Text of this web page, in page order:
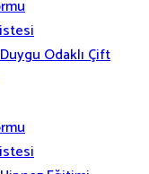
Odaklı Çift